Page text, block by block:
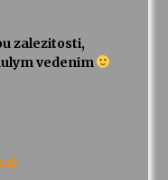
zalezitosti,
vedenim